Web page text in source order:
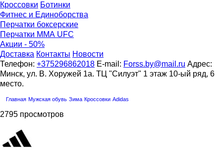
Кроссовки Ботинки
Фитнес и Единоборства
Перчатки боксерские
Перчатки ММА UFC
Акции - 50%
Доставка Контакты Новости
Телефон: +375296862018 E-mail: Forss.by@mail.ru Адрес:
Минск, ул. В. Хоружей 1а. ТЦ "Силуэт" 1 этаж 10-ый ряд, 6
место.
Главная Мужская обувь Зима Кроссовки Adidas
2795 просмотров